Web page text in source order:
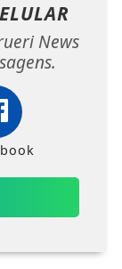
News